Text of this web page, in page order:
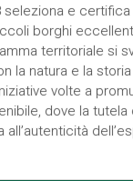
seleziona e
borghi
territoriale si
la natura e la storia
volte a
dove la